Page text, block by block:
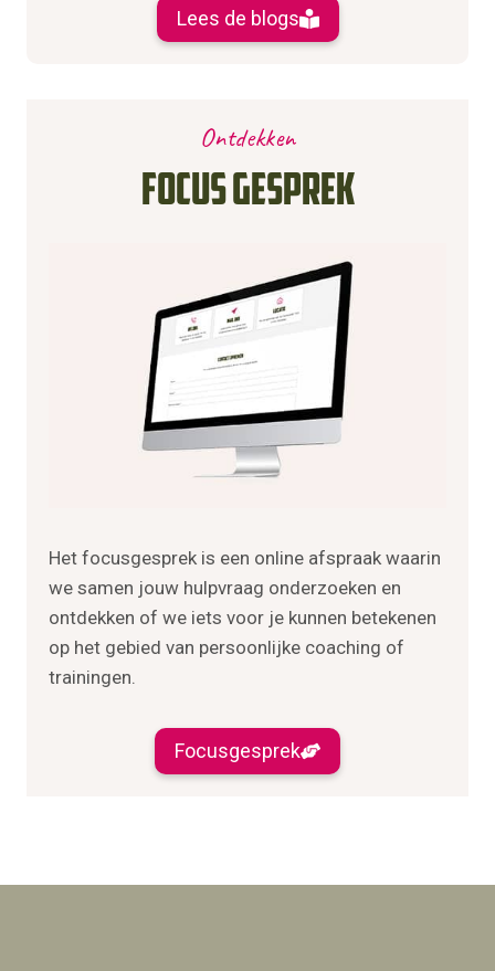
Lees de blogs
Ontdekken
Focus gesprek
Het focusgesprek is een online afspraak waarin
we samen jouw hulpvraag onderzoeken en
ontdekken of we iets voor je kunnen betekenen
op het gebied van persoonlijke coaching of
trainingen.
Focusgesprek